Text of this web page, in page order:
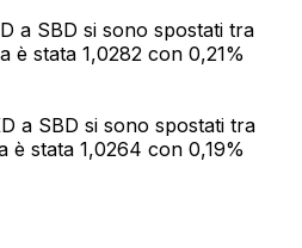
a SBD si sono spostati tra
è stata 1,0282 con 0,21%
a SBD si sono spostati tra
è stata 1,0264 con 0,19%